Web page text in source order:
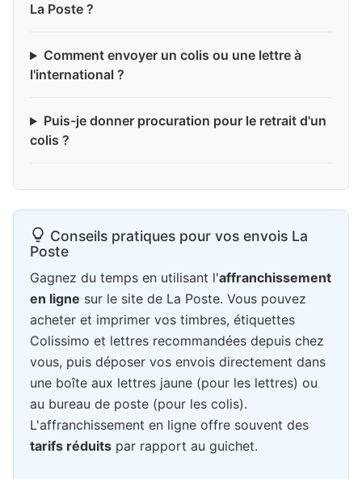
La Poste ?
Comment envoyer un colis ou une lettre à
l'international ?
Puis-je donner procuration pour le retrait d'un
colis ?
Conseils pratiques pour vos envois La
Poste
Gagnez du temps en utilisant l'affranchissement
en ligne sur le site de La Poste. Vous pouvez
acheter et imprimer vos timbres, étiquettes
Colissimo et lettres recommandées depuis chez
vous, puis déposer vos envois directement dans
une boîte aux lettres jaune (pour les lettres) ou
au bureau de poste (pour les colis).
L'affranchissement en ligne offre souvent des
tarifs réduits par rapport au guichet.